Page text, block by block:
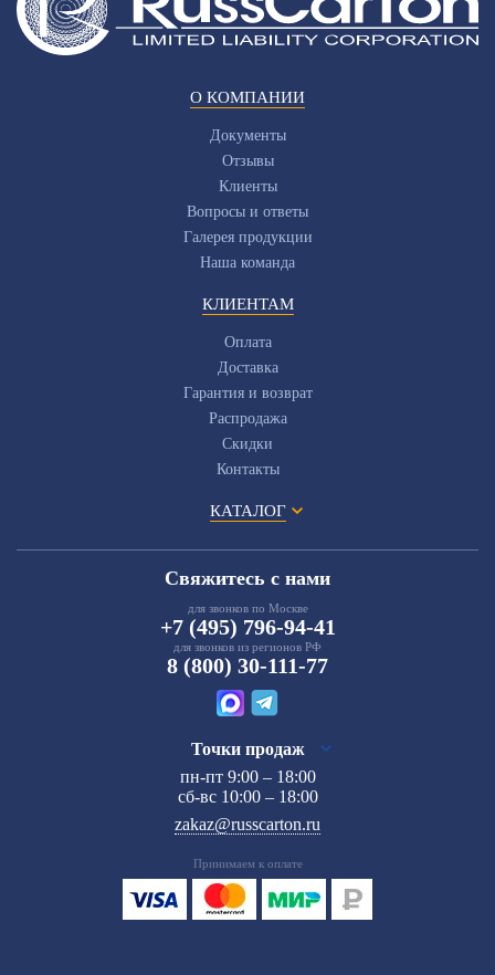
О КОМПАНИИ
Документы
Отзывы
Клиенты
Вопросы и ответы
Галерея продукции
Наша команда
КЛИЕНТАМ
Оплата
Доставка
Гарантия и возврат
Распродажа
Скидки
Контакты
КАТАЛОГ
Свяжитесь с нами
для звонков по Москве
+7 (495) 796-94-41
для звонков из регионов РФ
8 (800) 30-111-77
Точки продаж
пн-пт 9:00 – 18:00
сб-вс 10:00 – 18:00
zakaz@russcarton.ru
Принимаем к оплате